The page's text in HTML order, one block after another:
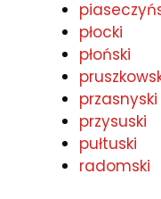
płocki
płoński
przasnyski
przysuski
pułtuski
radomski